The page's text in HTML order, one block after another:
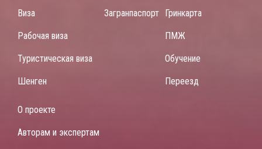
Виза
Рабочая виза
Туристическая виза
Шенген
Загранпаспорт Гринкарта
ПМЖ
Обучение
Переезд
О проекте
Авторам и экспертам